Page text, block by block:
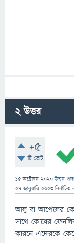
2উত্তর
+5
টি ভোট
15 অক্টোবর 2020 উত্তর
27 জানুয়ারি 2023 নির্বাচিত
আলু বা আপেলের
সাথে কোষের
কারনে এদেরকে